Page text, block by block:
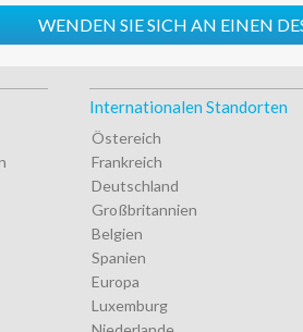
WENDEN SIE SICH AN EINEN
Internationalen Standorten
Östereich
Frankreich
Deutschland
Großbritannien
Belgien
Spanien
Europa
Luxemburg